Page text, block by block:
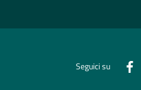
Seguici su